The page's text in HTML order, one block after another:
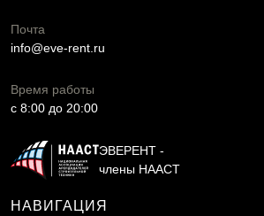
Почта
info@eve-rent.ru
Время работы
c 8:00 до 20:00
ЭВЕРЕНТ -
члены НААСТ
НАВИГАЦИЯ